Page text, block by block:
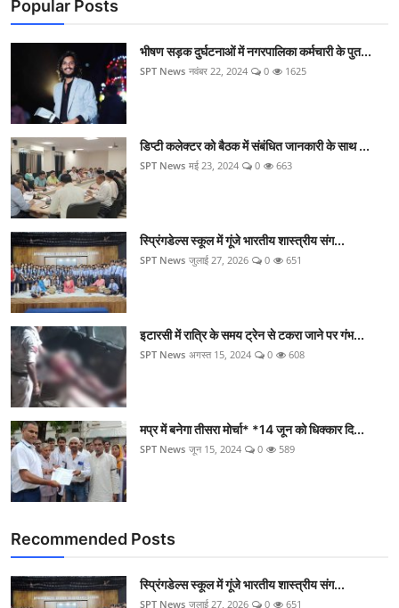
Popular Posts
भीषण सड़क दुर्घटनाओं में नगरपालिका कर्मचारी के पुत...
SPT News नवंबर 22, 2024 0 1625
डिप्टी कलेक्टर को बैठक में संबंधित जानकारी के साथ ...
SPT News मई 23, 2024 0 663
स्प्रिंगडेल्स स्कूल में गूंजे भारतीय शास्त्रीय संग...
SPT News जुलाई 27, 2026 0 651
इटारसी में रात्रि के समय ट्रेन से टकरा जाने पर गंभ...
SPT News अगस्त 15, 2024 0 608
मप्र में बनेगा तीसरा मोर्चा* *14 जून को धिक्कार दि...
SPT News जून 15, 2024 0 589
Recommended Posts
स्प्रिंगडेल्स स्कूल में गूंजे भारतीय शास्त्रीय संग...
SPT News जुलाई 27, 2026 0 651